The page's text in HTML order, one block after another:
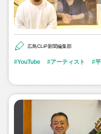
広島CLiP新聞編集部
YouTube アーティスト